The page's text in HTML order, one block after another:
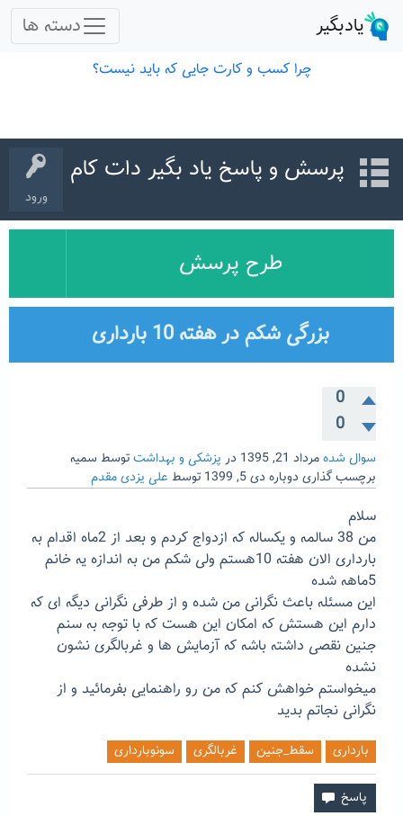
ورود
پرسش و پاسخ یاد بگیر دات کام
طرح پرسش
بزرگی شکم در هفته 10 بارداری
0
0
سوال شدهمرداد 21, 1395 در پزشکی و بهداشتتوسط سمیه
برچسب گذاری دوباره دی 5, 1399 توسط علی یزدی مقدم
سلام
من 38 سالمه و یکساله که ازدواج کردم و بعد از 2ماه اقدام به
بارداری الان هفته 10هستم ولی شکم من به اندازه یه خانم
5ماهه شده
این مسئله باعث نگرانی من شده و از طرفی نگرانی دیگه ای که
دارم این هستش که امکان این هست که با توجه به سنم
جنین نقصی داشته باشه که آزمایش ها و غربالگری نشون
نشده
میخواستم خواهش کنم که من رو راهنمایی بفرمائید و از
نگرانی نجاتم بدید
بارداری سقط_جنین غربالگری سونوبارداری